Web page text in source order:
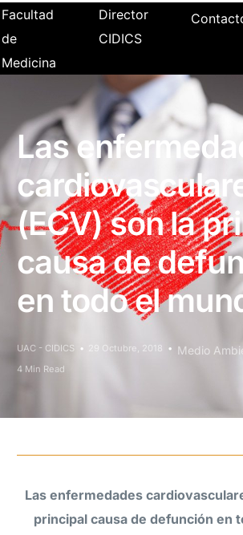
Facultad
de
Medicina
Director
CIDICS
Las
(ECV) son la
causa de
en todo el
UAC - CIDICS 29 Octubre, 2018 Medio
4 Min Read
Las enfermedades
principal causa de defunción en